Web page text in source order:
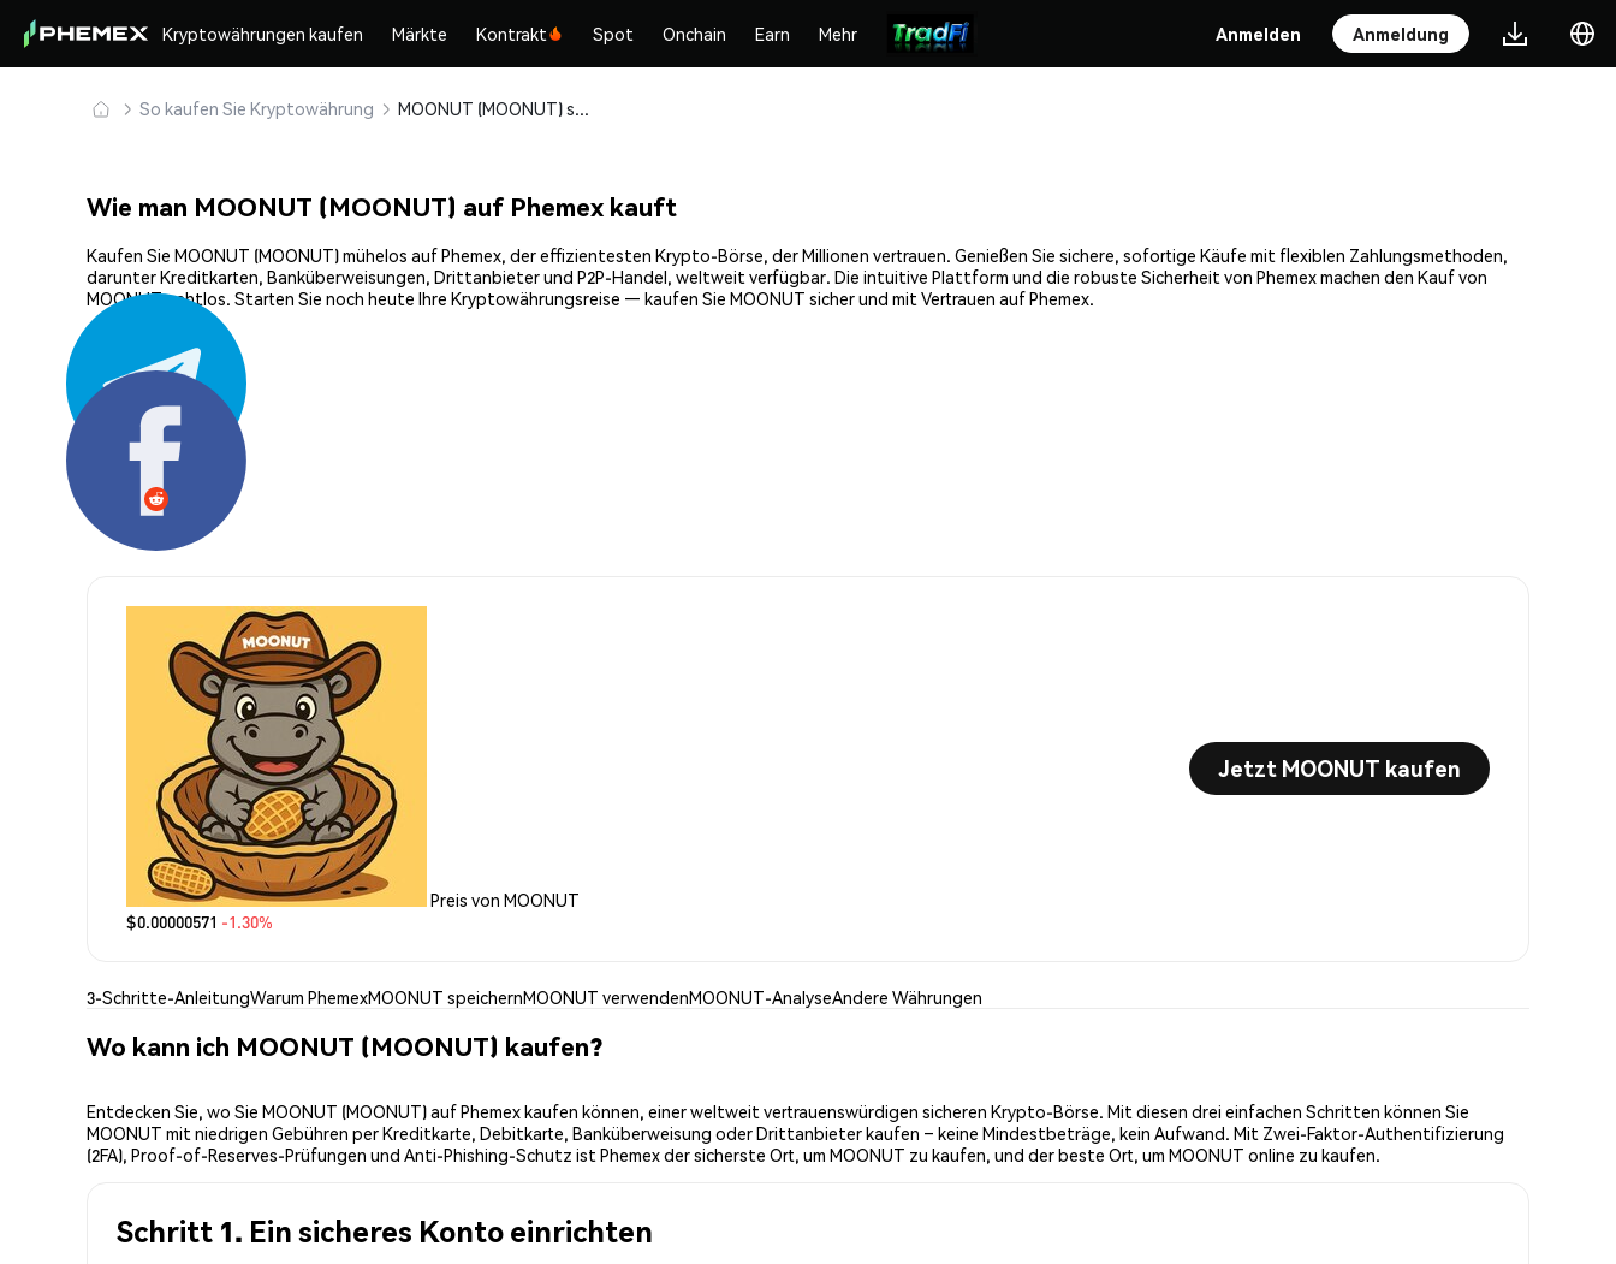
Kryptowährungen kaufen Märkte Kontrakt Spot Onchain Earn Mehr Anmelden Anmeldung
So kaufen Sie Kryptowährung MOONUT (MOONUT) sicher kaufen und speichern
Wie man MOONUT (MOONUT) auf Phemex kauft
Kaufen Sie MOONUT (MOONUT) mühelos auf Phemex, der effizientesten Krypto-Börse, der Millionen vertrauen. Genießen Sie sichere, sofortige Käufe mit flexiblen Zahlungsmethoden,
darunter Kreditkarten, Banküberweisungen, Drittanbieter und P2P-Handel, weltweit verfügbar. Die intuitive Plattform und die robuste Sicherheit von Phemex machen den Kauf von
MOONUT nahtlos. Starten Sie noch heute Ihre Kryptowährungsreise — kaufen Sie MOONUT sicher und mit Vertrauen auf Phemex.
Preis von MOONUT
$0.00000571 -1.30%
Jetzt MOONUT kaufen
3-Schritte-AnleitungWarum PhemexMOONUT speichernMOONUT verwendenMOONUT-AnalyseAndere Währungen
Wo kann ich MOONUT (MOONUT) kaufen?
Entdecken Sie, wo Sie MOONUT (MOONUT) auf Phemex kaufen können, einer weltweit vertrauenswürdigen sicheren Krypto-Börse. Mit diesen drei einfachen Schritten können Sie
MOONUT mit niedrigen Gebühren per Kreditkarte, Debitkarte, Banküberweisung oder Drittanbieter kaufen – keine Mindestbeträge, kein Aufwand. Mit Zwei-Faktor-Authentifizierung
(2FA), Proof-of-Reserves-Prüfungen und Anti-Phishing-Schutz ist Phemex der sicherste Ort, um MOONUT zu kaufen, und der beste Ort, um MOONUT online zu kaufen.
Schritt 1. Ein sicheres Konto einrichten